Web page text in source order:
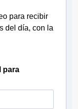
para recibir
del día, con la
para